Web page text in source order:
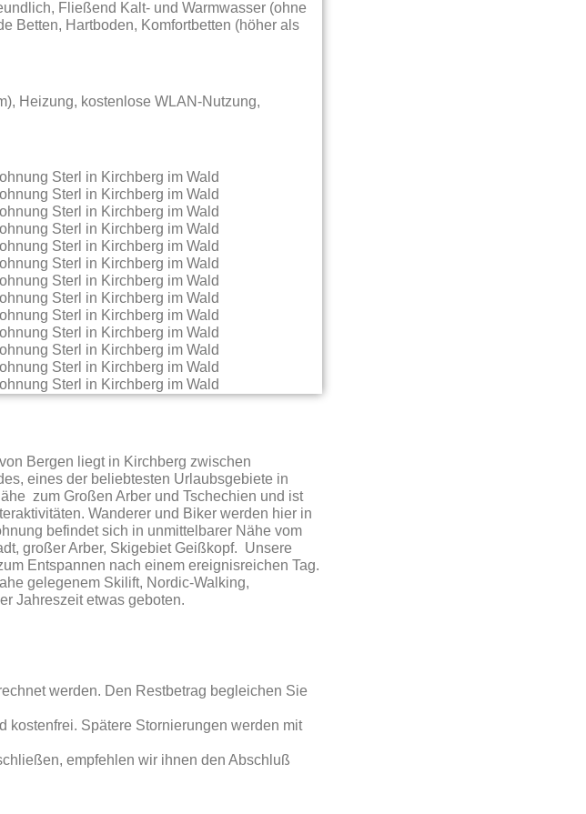
Fließend Kalt- und Warmwasser (ohne
Betten, Hartboden, Komfortbetten (höher als
Heizung, kostenlose WLAN-Nutzung,
Bergen liegt in Kirchberg zwischen
eines der beliebtesten Urlaubsgebiete in
zum Großen Arber und Tschechien und ist
Wanderer und Biker werden hier in
befindet sich in unmittelbarer Nähe vom
großer Arber, Skigebiet Geißkopf. Unsere
Entspannen nach einem ereignisreichen Tag.
gelegenem Skilift, Nordic-Walking,
Jahreszeit etwas geboten.
werden. Den Restbetrag begleichen Sie
kostenfrei. Spätere Stornierungen werden mit
empfehlen wir ihnen den Abschluß